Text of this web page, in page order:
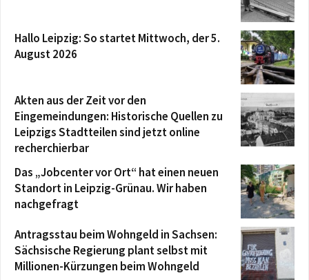
Hallo Leipzig: So startet Mittwoch, der 5.
August 2026
Akten aus der Zeit vor den
Eingemeindungen: Historische Quellen zu
Leipzigs Stadtteilen sind jetzt online
recherchierbar
Das „Jobcenter vor Ort“ hat einen neuen
Standort in Leipzig-Grünau. Wir haben
nachgefragt
Antragsstau beim Wohngeld in Sachsen:
Sächsische Regierung plant selbst mit
Millionen-Kürzungen beim Wohngeld